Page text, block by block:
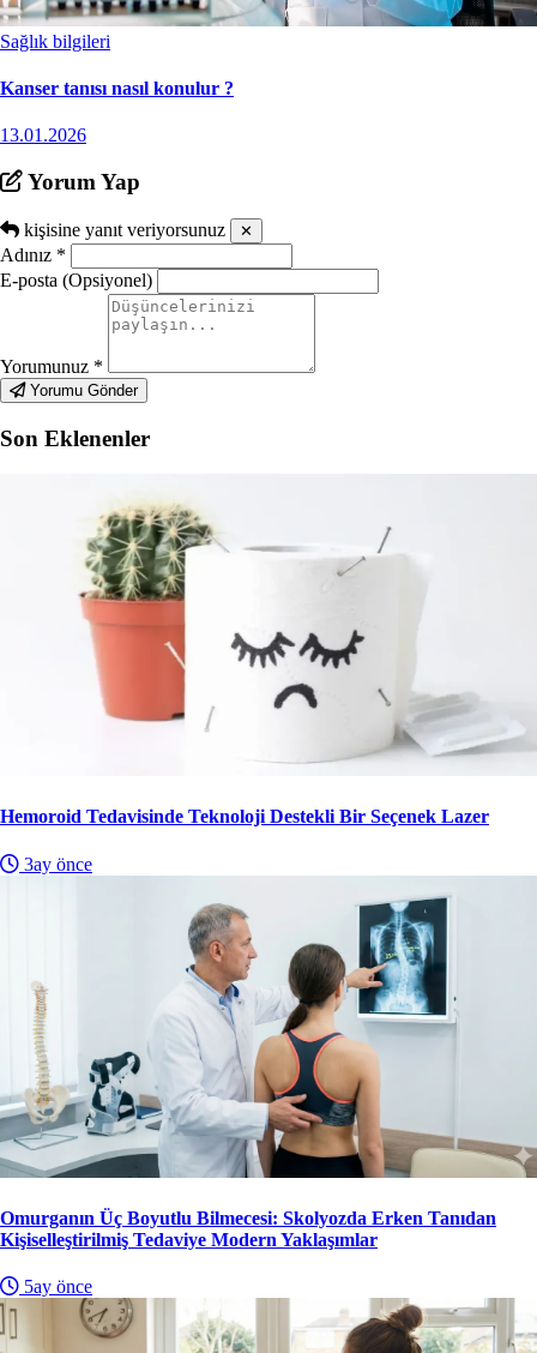
Sağlık bilgileri
Kanser tanısı nasıl konulur ?
13.01.2026
Yorum Yap
kişisine yanıt veriyorsunuz ✕
Adınız *
E-posta (Opsiyonel)
Yorumunuz *
Yorumu Gönder
Son Eklenenler
Hemoroid Tedavisinde Teknoloji Destekli Bir Seçenek Lazer
3ay önce
Omurganın Üç Boyutlu Bilmecesi: Skolyozda Erken Tanıdan
Kişiselleştirilmiş Tedaviye Modern Yaklaşımlar
5ay önce